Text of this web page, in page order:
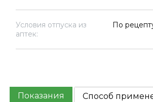
Условия отпуска из
аптек:
По
Показания
Способ